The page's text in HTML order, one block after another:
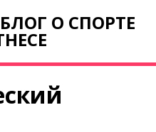
БЛОГ О СПОРТЕ